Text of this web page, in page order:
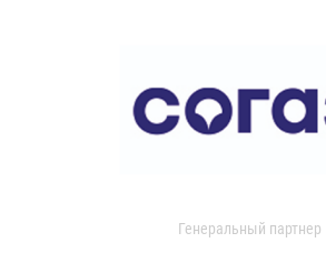
Генеральный партнер